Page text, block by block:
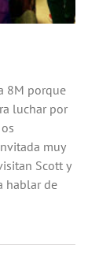
8M porque
luchar por
muy
Scott y
hablar de